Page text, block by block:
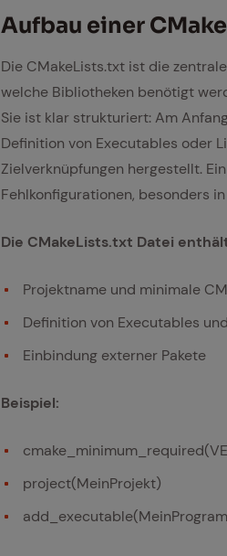
Auf­bau ei­ner
Die CMakeLists.txt ist die
welche Bibliotheken benötigt
Sie ist klar strukturiert: Am
Definition von Executables oder
Zielverknüpfungen hergestellt.
Fehlkonfigurationen, besonders
Die CMakeLists.txt Datei
Projektname und minimale
Definition von Executables
Einbindung externer Pakete
Beispiel:
project(MeinProjekt)